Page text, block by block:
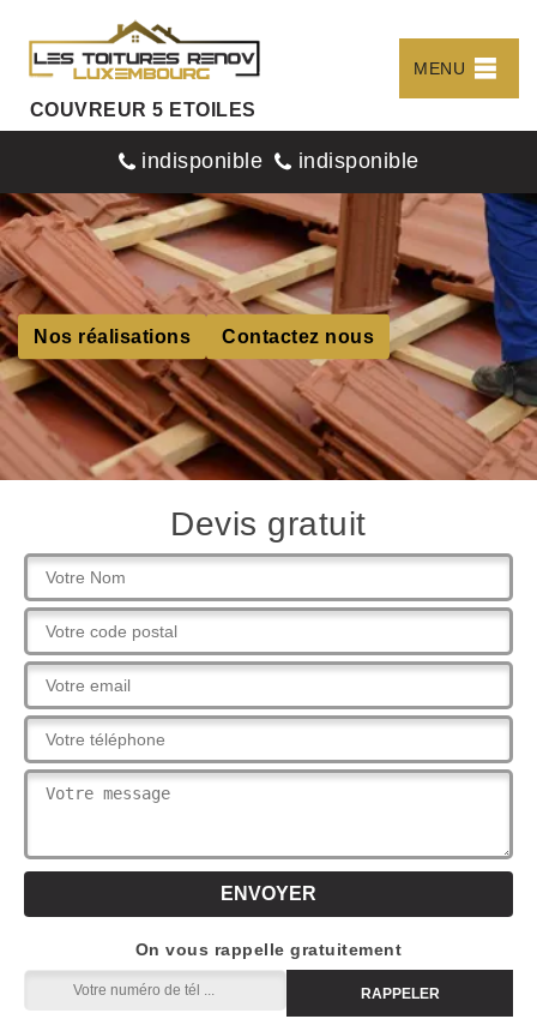
COUVREUR 5 ETOILES
MENU
indisponible indisponible
Nos réalisations Contactez nous
Devis gratuit
On vous rappelle gratuitement